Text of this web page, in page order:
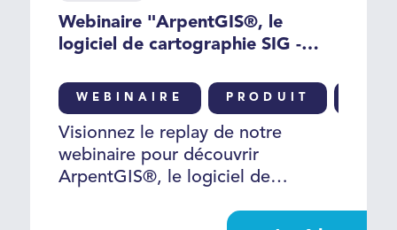
Webinaire "ArpentGIS®, le
logiciel de cartographie SIG -
WEBINAIRE PRODUIT
Visionnez le replay de notre
webinaire pour découvrir
ArpentGIS®, le logiciel de